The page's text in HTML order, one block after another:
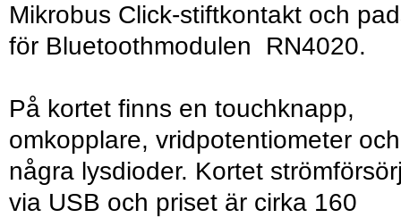
Mikrobus Click-stiftkontakt och
för Bluetoothmodulen RN4020.
På kortet finns en touchknapp,
omkopplare, vridpotentiometer och
några lysdioder. Kortet
via USB och priset är cirka 160